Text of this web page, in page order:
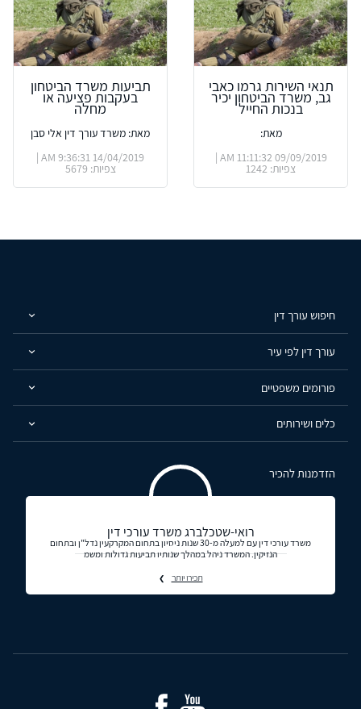
תנאי השירות גרמו כאבי
גב, משרד הביטחון יכיר
בנכות החייל
מאת:
09/09/2019 11:11:32 AM |
צפיות: 1242
תביעות משרד הביטחון
בעקבות פציעה או
מחלה
מאת: משרד עורך דין אלי סבן
14/04/2019 9:36:31 AM |
צפיות: 5679
חיפוש עורך דין
עורך דין לפי עיר
פורומים משפטיים
כלים ושירותים
הזדמנות להכיר
רואי-שטכלברג משרד עורכי דין
משרד עורכי דין עם למעלה מ-30 שנות ניסיון בתחום המקרקעין נדל"ן ובתחום
הנזיקין. המשרד ניהל במהלך שנותיו תביעות גדולות ומשמ
תכירו יותר